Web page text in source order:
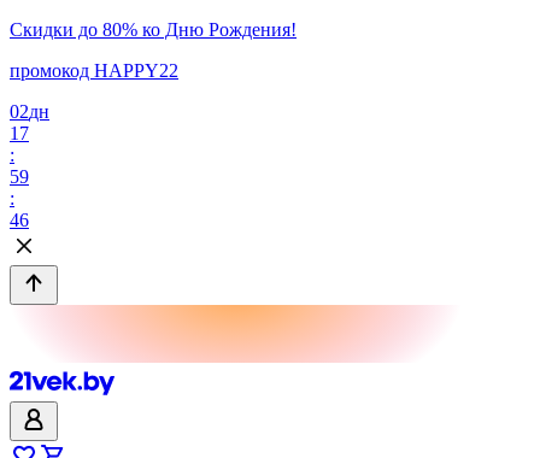
Скидки до 80% ко Дню Рождения!
промокод HAPPY22
02дн
17
:
59
:
46